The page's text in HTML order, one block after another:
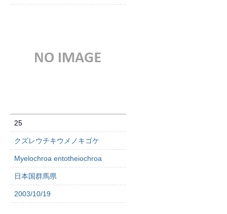
25
クズレウチキウメノキゴケ
Myelochroa entotheiochroa
日本国群馬県
2003/10/19